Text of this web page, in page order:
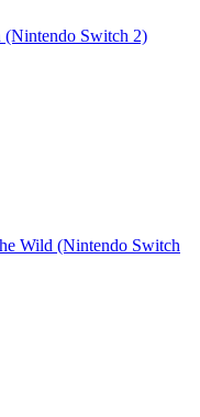
Switch 2)
Wild (Nintendo Switch